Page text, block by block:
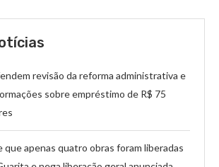
revisão da reforma administrativa e
sobre empréstimo de R$ 75
que apenas quatro obras foram liberadas